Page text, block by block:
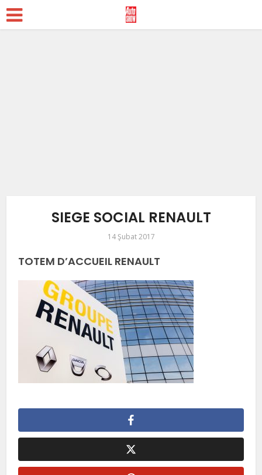
SIEGE SOCIAL RENAULT
14 Şubat 2017
TOTEM D’ACCUEIL RENAULT